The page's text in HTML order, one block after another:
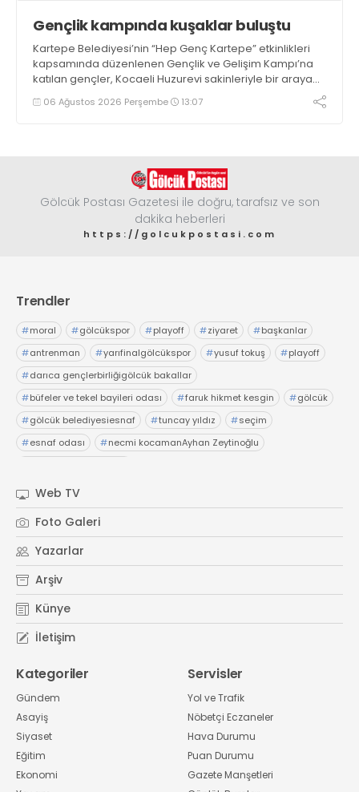
Gençlik kampında kuşaklar buluştu
Kartepe Belediyesi’nin “Hep Genç Kartepe” etkinlikleri
kapsamında düzenlenen Gençlik ve Gelişim Kampı’na
katılan gençler, Kocaeli Huzurevi sakinleriyle bir araya
geldi06 Ağustos 2026 Perşembe 13:07
Gölcük Postası Gazetesi ile doğru, tarafsız ve son
dakika heberleri
https://golcukpostasi.com
Trendler
#moral #gölcükspor #playoff #ziyaret #başkanlar
#antrenman #yarıfinalgölcükspor #yusuf tokuş #playoff
#darıca gençlerbirliğigölcük bakallar
#büfeler ve tekel bayileri odası #faruk hikmet kesgin #gölcük
#gölcük belediyesiesnaf #tuncay yıldız #seçim
#esnaf odası #necmi kocamanAyhan Zeytinoğlu
Web TV
Foto Galeri
Yazarlar
Arşiv
Künye
İletişim
Kategoriler
Gündem
Asayiş
Siyaset
Eğitim
Ekonomi
Servisler
Yol ve Trafik
Nöbetçi Eczaneler
Hava Durumu
Puan Durumu
Gazete Manşetleri